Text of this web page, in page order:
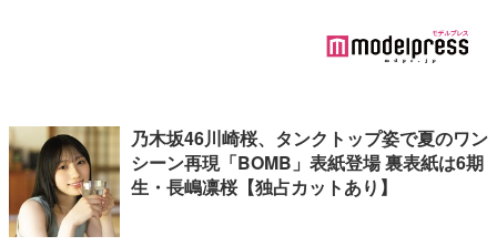
乃木坂46川崎桜、タンクトップ姿で夏のワン
シーン再現「BOMB」表紙登場 裏表紙は6期
生・長嶋凛桜【独占カットあり】